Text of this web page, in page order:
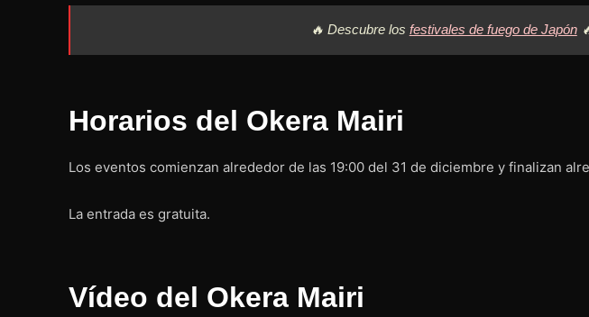
🔥 Descubre los festivales de fuego de Japón
Horarios del Okera Mairi
Los eventos comienzan alrededor de las 19:00 del 31 de diciembre y finalizan
La entrada es gratuita.
Vídeo del Okera Mairi